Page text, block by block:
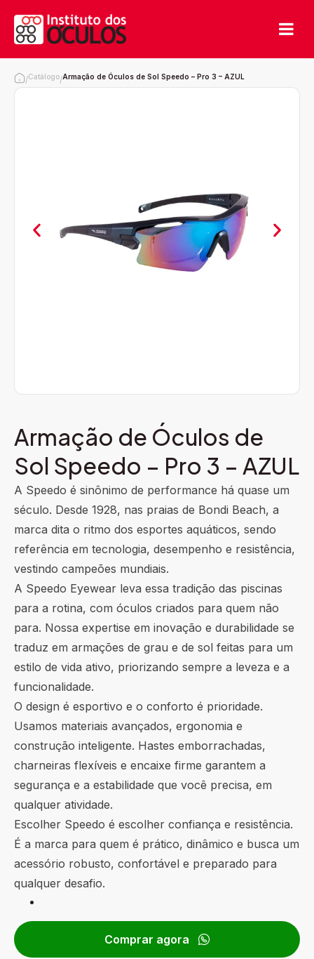
/Catálogo/Armação de Óculos de Sol Speedo – Pro 3 – AZUL
Armação de Óculos de
Sol Speedo – Pro 3 – AZUL
A Speedo é sinônimo de performance há quase um
século. Desde 1928, nas praias de Bondi Beach, a
marca dita o ritmo dos esportes aquáticos, sendo
referência em tecnologia, desempenho e resistência,
vestindo campeões mundiais.
A Speedo Eyewear leva essa tradição das piscinas
para a rotina, com óculos criados para quem não
para. Nossa expertise em inovação e durabilidade se
traduz em armações de grau e de sol feitas para um
estilo de vida ativo, priorizando sempre a leveza e a
funcionalidade.
O design é esportivo e o conforto é prioridade.
Usamos materiais avançados, ergonomia e
construção inteligente. Hastes emborrachadas,
charneiras flexíveis e encaixe firme garantem a
segurança e a estabilidade que você precisa, em
qualquer atividade.
Escolher Speedo é escolher confiança e resistência.
É a marca para quem é prático, dinâmico e busca um
acessório robusto, confortável e preparado para
qualquer desafio.
Comprar agora